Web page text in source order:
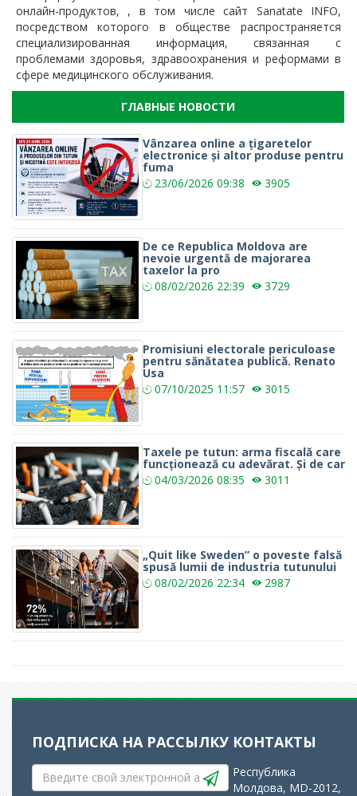
онлайн-продуктов, , в том числе сайт Sanatate INFO,
посредством которого в обществе распространяется
специализированная информация, связанная с
проблемами здоровья, здравоохранения и реформами в
сфере медицинского обслуживания.
ГЛАВНЫЕ НОВОСТИ
Vânzarea online a țigaretelor
electronice și altor produse pentru
fuma
23/06/2026 09:38 3905
De ce Republica Moldova are
nevoie urgentă de majorarea
taxelor la pro
08/02/2026 22:39 3729
Promisiuni electorale periculoase
pentru sănătatea publică. Renato
Usa
07/10/2025 11:57 3015
Taxele pe tutun: arma fiscală care
funcționează cu adevărat. Și de car
04/03/2026 08:35 3011
„Quit like Sweden” o poveste falsă
spusă lumii de industria tutunului
08/02/2026 22:34 2987
ПОДПИСКА НА РАССЫЛКУ КОНТАКТЫ
Республика
Молдова, MD-2012,